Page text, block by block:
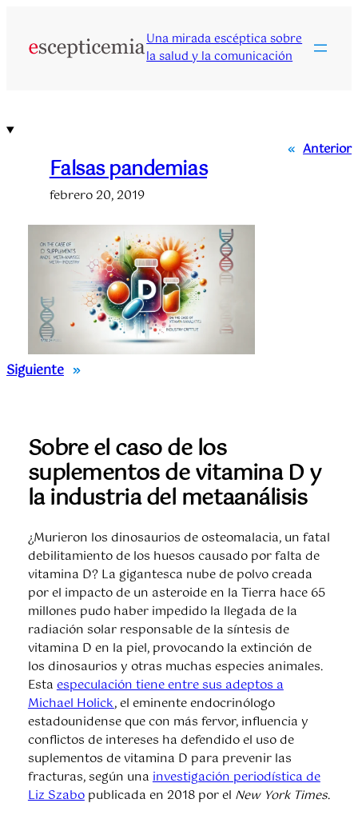
contenido
Una mirada escéptica sobre
la salud y la comunicación
« Anterior
Falsas pandemias
febrero 20, 2019
Siguiente »
Sobre el caso de los
suplementos de vitamina D y
la industria del metaanálisis
¿Murieron los dinosaurios de osteomalacia, un fatal
debilitamiento de los huesos causado por falta de
vitamina D? La gigantesca nube de polvo creada
por el impacto de un asteroide en la Tierra hace 65
millones pudo haber impedido la llegada de la
radiación solar responsable de la síntesis de
vitamina D en la piel, provocando la extinción de
los dinosaurios y otras muchas especies animales.
Estaespeculación tiene entre sus adeptos a
Michael Holick, el eminente endocrinólogo
estadounidense que con más fervor, influencia y
conflictos de intereses ha defendido el uso de
suplementos de vitamina D para prevenir las
fracturas, según unainvestigación periodística de
Liz Szabopublicada en 2018 por el New York Times.